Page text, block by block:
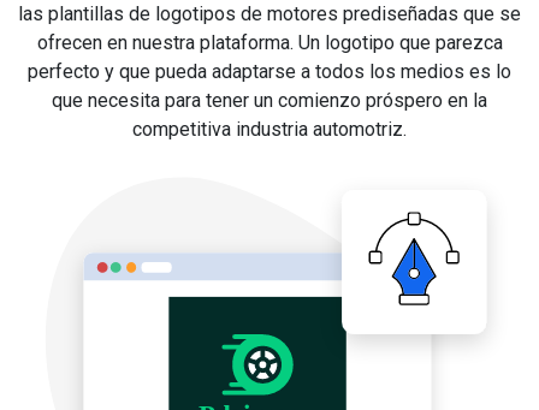
las plantillas de logotipos de motores prediseñadas que se
ofrecen en nuestra plataforma. Un logotipo que parezca
perfecto y que pueda adaptarse a todos los medios es lo
que necesita para tener un comienzo próspero en la
competitiva industria automotriz.